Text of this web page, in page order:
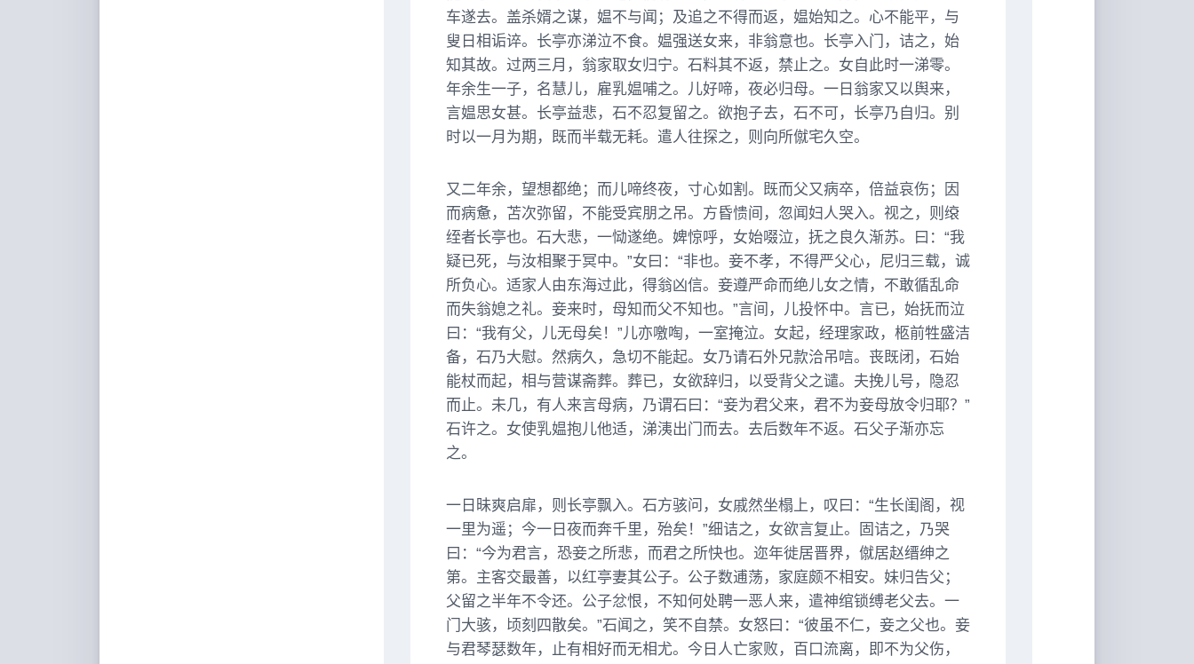
车遂去。盖杀婿之谋，媪不与闻；及追之不得而返，媪始知之。心不能平，与
叟日相诟谇。长亭亦涕泣不食。媪强送女来，非翁意也。长亭入门，诘之，始
知其故。过两三月，翁家取女归宁。石料其不返，禁止之。女自此时一涕零。
年余生一子，名慧儿，雇乳媪哺之。儿好啼，夜必归母。一日翁家又以舆来，
言媪思女甚。长亭益悲，石不忍复留之。欲抱子去，石不可，长亭乃自归。别
时以一月为期，既而半载无耗。遣人往探之，则向所僦宅久空。
又二年余，望想都绝；而儿啼终夜，寸心如割。既而父又病卒，倍益哀伤；因
而病惫，苫次弥留，不能受宾朋之吊。方昏愦间，忽闻妇人哭入。视之，则缞
绖者长亭也。石大悲，一恸遂绝。婢惊呼，女始啜泣，抚之良久渐苏。曰：“我
疑已死，与汝相聚于冥中。”女曰：“非也。妾不孝，不得严父心，尼归三载，诚
所负心。适家人由东海过此，得翁凶信。妾遵严命而绝儿女之情，不敢循乱命
而失翁媳之礼。妾来时，母知而父不知也。”言间，儿投怀中。言已，始抚而泣
曰：“我有父，儿无母矣！”儿亦噭啕，一室掩泣。女起，经理家政，柩前牲盛洁
备，石乃大慰。然病久，急切不能起。女乃请石外兄款洽吊唁。丧既闭，石始
能杖而起，相与营谋斋葬。葬已，女欲辞归，以受背父之谴。夫挽儿号，隐忍
而止。未几，有人来言母病，乃谓石曰：“妾为君父来，君不为妾母放令归耶？”
石许之。女使乳媪抱儿他适，涕洟出门而去。去后数年不返。石父子渐亦忘
之。
一日昧爽启扉，则长亭飘入。石方骇问，女戚然坐榻上，叹曰：“生长闺阁，视
一里为遥；今一日夜而奔千里，殆矣！”细诘之，女欲言复止。固诘之，乃哭
曰：“今为君言，恐妾之所悲，而君之所快也。迩年徙居晋界，僦居赵缙绅之
第。主客交最善，以红亭妻其公子。公子数逋荡，家庭颇不相安。妹归告父；
父留之半年不令还。公子忿恨，不知何处聘一恶人来，遣神绾锁缚老父去。一
门大骇，顷刻四散矣。”石闻之，笑不自禁。女怒曰：“彼虽不仁，妾之父也。妾
与君琴瑟数年，止有相好而无相尤。今日人亡家败，百口流离，即不为父伤，